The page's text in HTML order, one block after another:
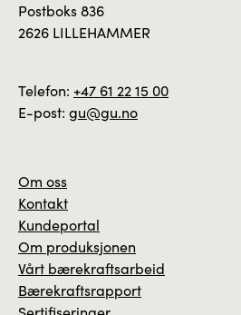
Postboks 836
2626 LILLEHAMMER
Telefon: +47 61 22 15 00
E-post: gu@gu.no
Om oss
Kontakt
Kundeportal
Om produksjonen
Vårt bærekraftsarbeid
Bærekraftsrapport